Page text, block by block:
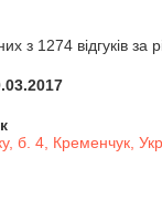
з 1274 відгуків за
б. 4, Кременчук,